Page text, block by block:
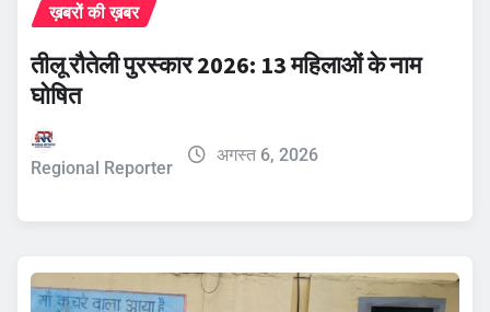
ख़बरों की ख़बर
तीलू रौतेली पुरस्कार 2026: 13 महिलाओं के नाम
घोषित
Regional Reporter
अगस्त 6, 2026